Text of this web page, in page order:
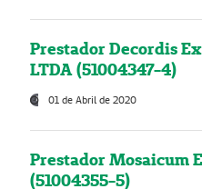
Prestador Decordis
LTDA (51004347-4)
01 de Abril de 2020
Prestador Mosaicum
(51004355-5)